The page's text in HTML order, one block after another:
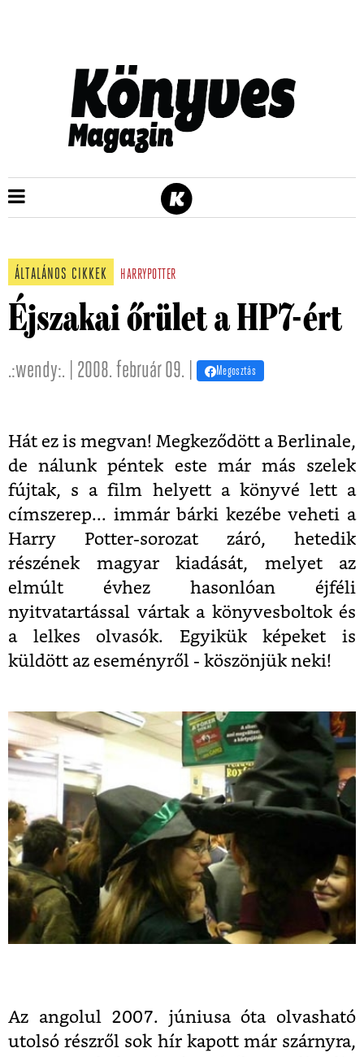
ÁLTALÁNOS CIKKEK HARRYPOTTER
Éjszakai őrület a HP7-ért
.:wendy:. | 2008. február 09. | Megosztás
Hát ez is megvan! Megkeződött a Berlinale,
de nálunk péntek este már más szelek
fújtak, s a film helyett a könyvé lett a
címszerep... immár bárki kezébe veheti a
Harry Potter-sorozat záró, hetedik
részének magyar kiadását, melyet az
elmúlt évhez hasonlóan éjféli
nyitvatartással vártak a könyvesboltok és
a lelkes olvasók. Egyikük képeket is
küldött az eseményről - köszönjük neki!
Az angolul 2007. júniusa óta olvasható
utolsó részről sok hír kapott már szárnyra,